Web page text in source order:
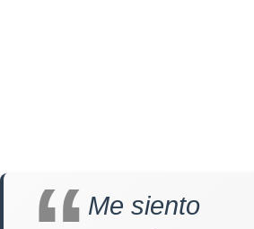
Me siento